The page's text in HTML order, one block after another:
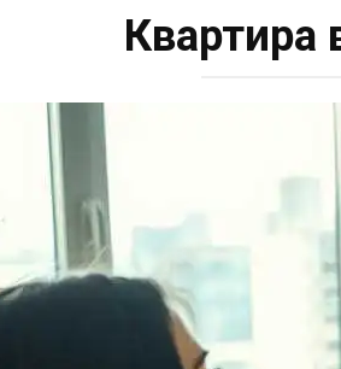
Квартира